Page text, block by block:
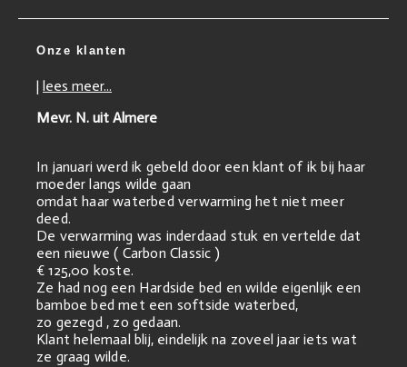
Onze klanten
| lees meer...
Mevr. N. uit Almere
In januari werd ik gebeld door een klant of ik bij haar
moeder langs wilde gaan
omdat haar waterbed verwarming het niet meer
deed.
De verwarming was inderdaad stuk en vertelde dat
een nieuwe ( Carbon Classic )
€ 125,00 koste.
Ze had nog een Hardside bed en wilde eigenlijk een
bamboe bed met een softside waterbed,
zo gezegd , zo gedaan.
Klant helemaal blij, eindelijk na zoveel jaar iets wat
ze graag wilde.